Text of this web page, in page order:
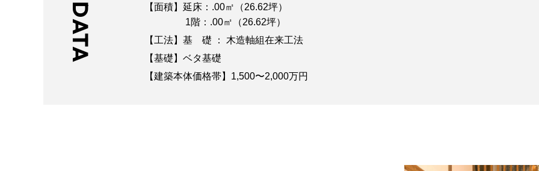
DATA
【面積】延床：.00㎡（26.62坪）
1階：.00㎡（26.62坪）
【工法】基 礎 ： 木造軸組在来工法
【基礎】ベタ基礎
【建築本体価格帯】1,500〜2,000万円